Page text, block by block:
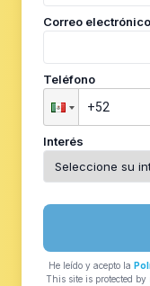
Correo electrónico
Teléfono
Interés
He leído y acepto la
This site is protected by